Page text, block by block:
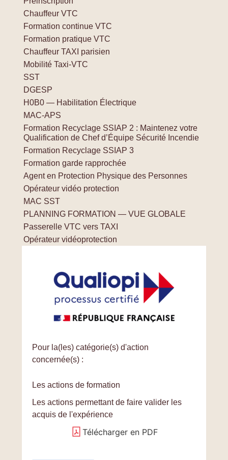
Chauffeur VTC
Formation continue VTC
Formation pratique VTC
Chauffeur TAXI parisien
Mobilité Taxi-VTC
SST
DGESP
H0B0 — Habilitation Électrique
MAC-APS
Formation Recyclage SSIAP 2 : Maintenez votre
Qualification de Chef d’Équipe Sécurité Incendie
Formation Recyclage SSIAP 3
Formation garde rapprochée
Agent en Protection Physique des Personnes
Opérateur vidéo protection
MAC SST
PLANNING FORMATION — VUE GLOBALE
Passerelle VTC vers TAXI
Opérateur vidéoprotection
Pour la(les) catégorie(s) d'action
concernée(s) :
Les actions de formation
Les actions permettant de faire valider les
acquis de l'expérience
Télécharger en PDF